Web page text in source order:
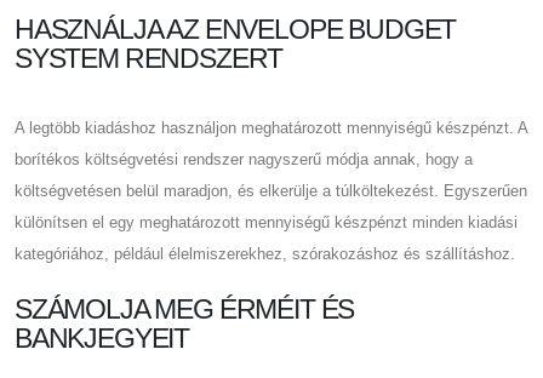
HASZNÁLJA AZ ENVELOPE BUDGET
SYSTEM RENDSZERT
A legtöbb kiadáshoz használjon meghatározott mennyiségű készpénzt. A
borítékos költségvetési rendszer nagyszerű módja annak, hogy a
költségvetésen belül maradjon, és elkerülje a túlköltekezést. Egyszerűen
különítsen el egy meghatározott mennyiségű készpénzt minden kiadási
kategóriához, például élelmiszerekhez, szórakozáshoz és szállításhoz.
SZÁMOLJA MEG ÉRMÉIT ÉS
BANKJEGYEIT